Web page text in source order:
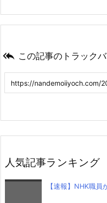
 この記事のトラック
人気記事ランキング
【速報】NHK職